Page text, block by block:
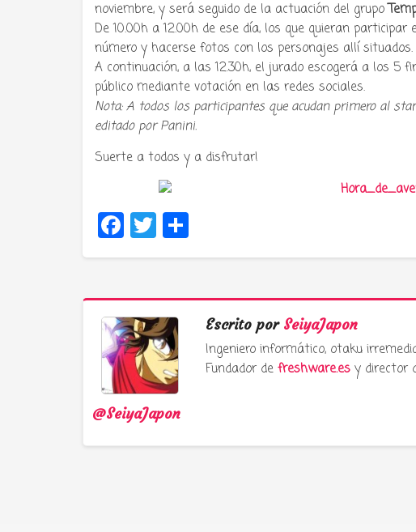
noviembre, y será seguido de la actuación del grupo
De 10.00h a 12.00h de ese día, los que quieran
número y hacerse fotos con los personajes allí situados.
A continuación, a las 12.30h, el jurado escogerá a los 5
público mediante votación en las redes sociales.
Nota: A todos los participantes que acudan primero al
editado por Panini.
Suerte a todos y a disfrutar!
Facebook
Twitter
@SeiyaJapon
Escrito por SeiyaJapon
Ingeniero informático, otaku
Fundador de freshware.esy director